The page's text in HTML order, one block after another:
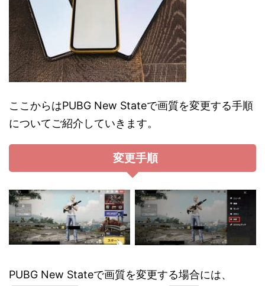
ここからはPUBG New Stateで画質を変更する手順
についてご紹介していきます。
変更手順
PUBG New Stateで画質を変更する場合には、